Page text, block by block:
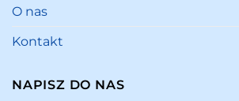
O nas
Kontakt
NAPISZ DO NAS